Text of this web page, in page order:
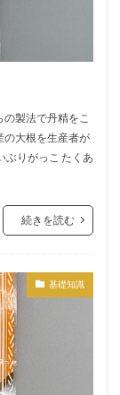
製法で丹精をこ
の大根を生産者が
ぶりがっこ たくあ
続きを読む
基礎知識